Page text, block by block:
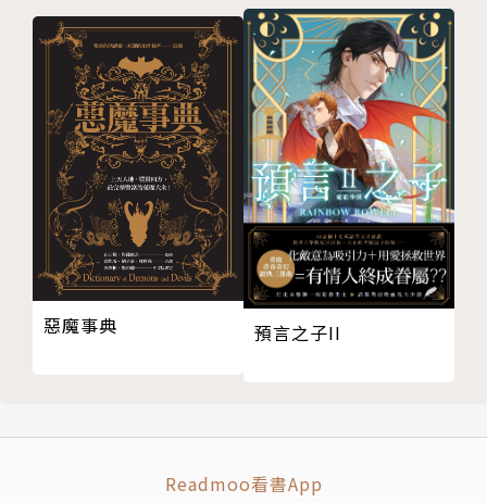
他時常騎著腳踏車，在酷暑與風鈴聲中探訪病患。
同時以蕨餅、長五郎餅、阿闍梨餅等京都名菓，
慰藉著面對生命中的許多無能為力。
某日，哲郎的舊識花垣準教授，安排年輕後輩南茉莉前
來研修。
然而這裡所追求的，
並非「治癒」，而是「陪伴患者走向終點」──
【日本出版社推薦】（篠原一朗．水鈴社代表取締役／
雖然是深奧龐大的題材，但卻不難理解。描繪的是一位
從容優秀的醫師，真摯面對患者與夥伴的模樣，可以說
惡魔事典 預言之子II
Readmoo看書App